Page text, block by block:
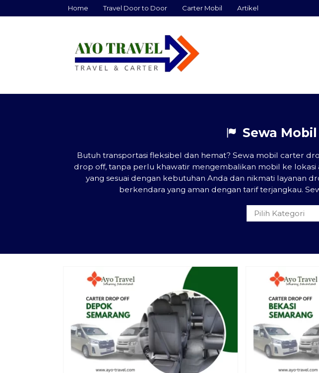
Home Travel Door to Door Carter Mobil Artikel
Sewa
Butuh transportasi fleksibel dan hemat? Sewa mobil carter
drop off, tanpa perlu khawatir mengembalikan mobil ke lokasi
yang sesuai dengan kebutuhan Anda dan nikmati layanan
berkendara yang aman dengan tarif terjangkau.